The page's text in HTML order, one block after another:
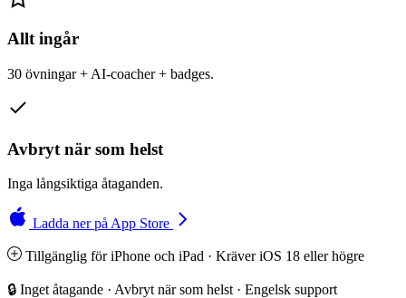
Allt ingår
30 övningar + AI-coacher + badges.
Avbryt när som helst
Inga långsiktiga åtaganden.
Ladda ner på App Store
Tillgänglig för iPhone och iPad · Kräver iOS 18 eller högre
🔒 Inget åtagande · Avbryt när som helst · Engelsk support